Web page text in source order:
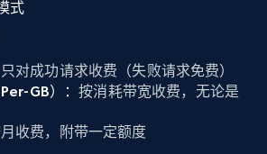
式
只对成功请求收费（失败请求免费）
GB）：按消耗带宽收费，无论是
收费，附带一定额度